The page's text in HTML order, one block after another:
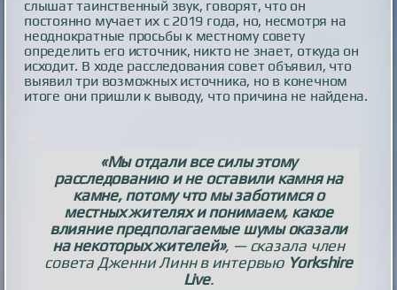
слышат таинственный звук, говорят, что он
постоянно мучает их с 2019 года, но, несмотря на
неоднократные просьбы к местному совету
определить его источник, никто не знает, откуда он
исходит. В ходе расследования совет объявил, что
выявил три возможных источника, но в конечном
итоге они пришли к выводу, что причина не найдена.
«Мы отдали все силы этому
расследованию и не оставили камня на
камне, потому что мы заботимся о
местных жителях и понимаем, какое
влияние предполагаемые шумы оказали
на некоторых жителей», — сказала член
совета Дженни Линн в интервью Yorkshire
Live.